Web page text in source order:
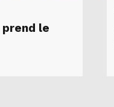
prend le